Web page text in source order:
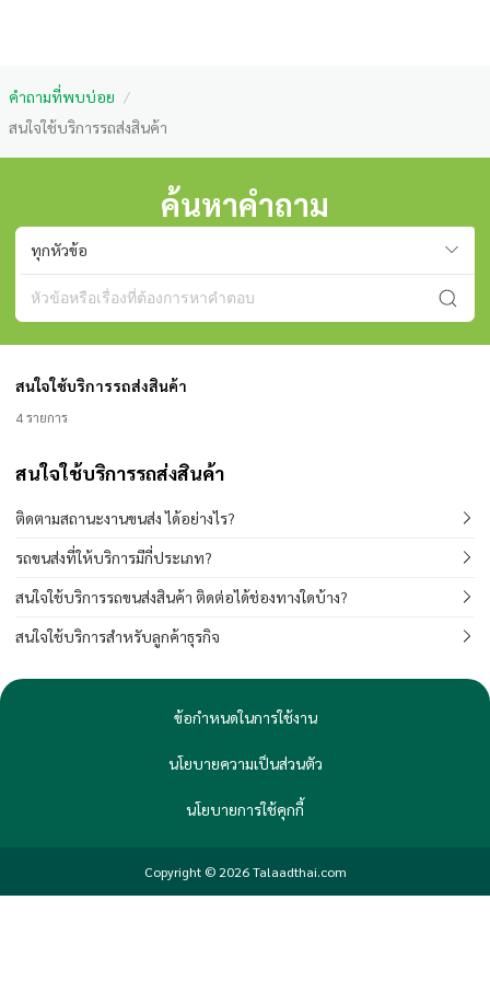
คำถามที่พบบ่อย /
สนใจใช้บริการรถส่งสินค้า
ค้นหาคำถาม
ทุกหัวข้อ
สนใจใช้บริการรถส่งสินค้า
4 รายการ
สนใจใช้บริการรถส่งสินค้า
ติดตามสถานะงานขนส่ง ได้อย่างไร?
รถขนส่งที่ให้บริการมีกี่ประเภท?
สนใจใช้บริการรถขนส่งสินค้า ติดต่อได้ช่องทางใดบ้าง?
สนใจใช้บริการสำหรับลูกค้าธุรกิจ
ข้อกำหนดในการใช้งาน
นโยบายความเป็นส่วนตัว
นโยบายการใช้คุกกี้
Copyright © 2026 Talaadthai.com